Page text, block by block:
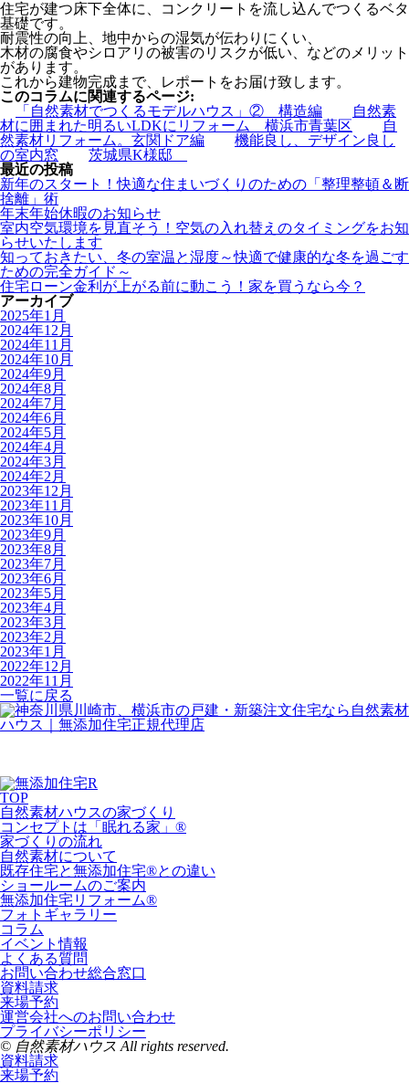
住宅が建つ床下全体に、コンクリートを流し込んでつくるベタ
基礎です。
耐震性の向上、地中からの湿気が伝わりにくい、
木材の腐食やシロアリの被害のリスクが低い、などのメリット
があります。
これから建物完成まで、レポートをお届け致します。
このコラムに関連するページ:
「自然素材でつくるモデルハウス」② 構造編
自然素
材に囲まれた明るいLDKにリフォーム 横浜市青葉区
自
然素材リフォーム。玄関ドア編
機能良し、デザイン良し
の室内窓
茨城県K様邸
最近の投稿
新年のスタート！快適な住まいづくりのための「整理整頓＆断
捨離」術
年末年始休暇のお知らせ
室内空気環境を見直そう！空気の入れ替えのタイミングをお知
らせいたします
知っておきたい、冬の室温と湿度～快適で健康的な冬を過ごす
ための完全ガイド～
住宅ローン金利が上がる前に動こう！家を買うなら今？
アーカイブ
2025年1月
2024年12月
2024年11月
2024年10月
2024年9月
2024年8月
2024年7月
2024年6月
2024年5月
2024年4月
2024年3月
2024年2月
2023年12月
2023年11月
2023年10月
2023年9月
2023年8月
2023年7月
2023年6月
2023年5月
2023年4月
2023年3月
2023年2月
2023年1月
2022年12月
2022年11月
一覧に戻る
TOP
自然素材ハウスの家づくり
コンセプトは「眠れる家」®
家づくりの流れ
自然素材について
既存住宅と無添加住宅®との違い
ショールームのご案内
無添加住宅リフォーム®
フォトギャラリー
コラム
イベント情報
よくある質問
お問い合わせ総合窓口
資料請求
来場予約
運営会社へのお問い合わせ
プライバシーポリシー
© 自然素材ハウス All rights reserved.
資料請求
来場予約